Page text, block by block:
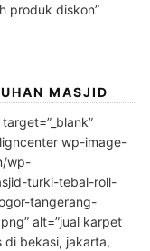
produk diskon”
MASJID
wp-image-
wp-
turki-tebal-roll-
tangerang-
alt=”jual karpet
di bekasi, jakarta,